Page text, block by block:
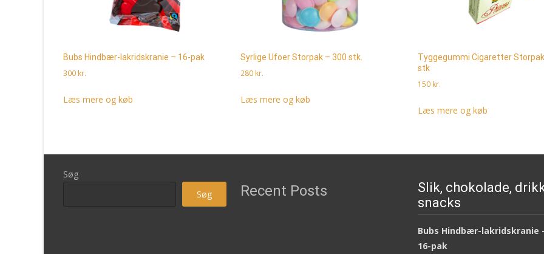
Bubs Hindbær-lakridskranie – 16-pak
300 kr.
Læs mere og køb
Syrlige Ufoer Storpak – 300 stk.
280 kr.
Læs mere og køb
Tyggegummi Cigaretter
stk
150 kr.
Læs mere og køb
Søg
Søg
Recent Posts
Slik, chokolade,
snacks
Bubs Hindbær-lakridskranie -
16-pak